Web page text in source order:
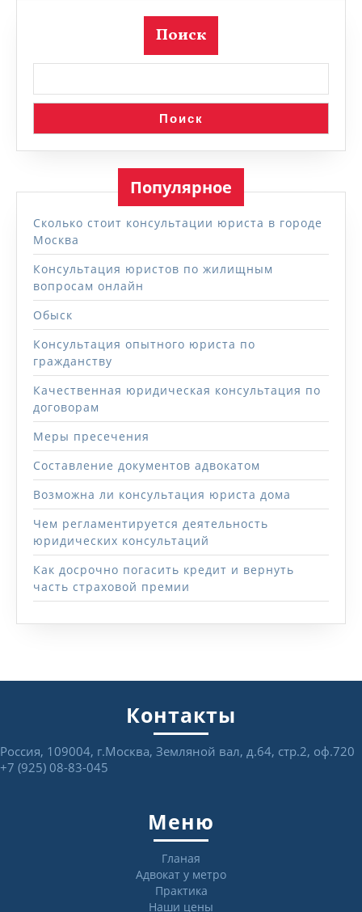
Поиск
Поиск
Популярное
Сколько стоит консультации юриста в городе
Москва
Консультация юристов по жилищным
вопросам онлайн
Обыск
Консультация опытного юриста по
гражданству
Качественная юридическая консультация по
договорам
Меры пресечения
Составление документов адвокатом
Возможна ли консультация юриста дома
Чем регламентируется деятельность
юридических консультаций
Как досрочно погасить кредит и вернуть
часть страховой премии
Контакты
Россия, 109004, г.Москва, Земляной вал, д.64, стр.2, оф.720
+7 (925) 08-83-045
Меню
Гланая
Адвокат у метро
Практика
Наши цены